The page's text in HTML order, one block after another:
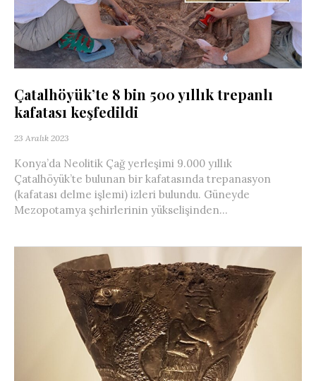
Çatalhöyük’te 8 bin 500 yıllık trepanlı
kafatası keşfedildi
23 Aralık 2023
Konya’da Neolitik Çağ yerleşimi 9.000 yıllık
Çatalhöyük’te bulunan bir kafatasında trepanasyon
(kafatası delme işlemi) izleri bulundu. Güneyde
Mezopotamya şehirlerinin yükselişinden...